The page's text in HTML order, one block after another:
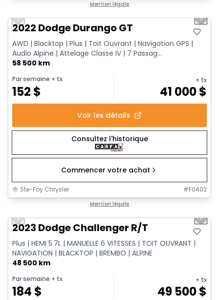
Mention légale
Previous slide Next
2022 Dodge Durango GT
AWD | Blacktop | Plus | Toit Ouvrant | Navigation GPS |
Audio Alpine | Attelage Classe IV | 7 Passag...
58 500 km
Par semaine + tx
152 $
+ tx
41 000$
Voir les détails
Consultez l'historique
Commencer votre achat
Ste-Foy Chrysler #F0402
Mention légale
Previous slide Next
2023 Dodge Challenger R/T
Plus | HEMI 5.7L | MANUELLE 6 VITESSES | TOIT OUVRANT |
NAVIGATION | BLACKTOP | BREMBO | ALPINE
48 500 km
Par semaine + tx
184 $
+ tx
49 500$